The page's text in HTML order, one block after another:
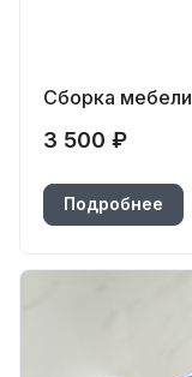
Сборка мебели
3 500 ₽
Подробнее